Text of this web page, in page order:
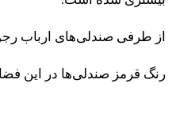
از طرفی صندلی‌های ارباب
رنگ قرمز صندلی‌ها در این